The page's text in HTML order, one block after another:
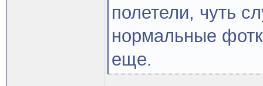
полетели, чуть
нормальные
еще.